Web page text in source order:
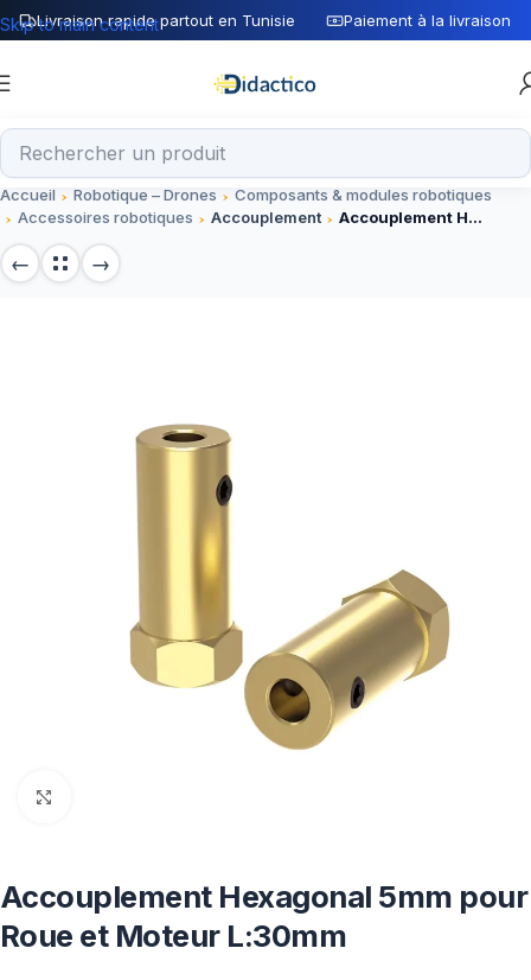
Livraison rapide partout en Tunisie Paiement à la livraison
Skip to main content
Accueil Robotique – Drones
Composants & modules robotiques
Accessoires robotiques
Accouplement Accouplement Hexagonal 5mm pour Roue et Moteur L:30mm
Accouplement Hexagonal 5mm pour
Roue et Moteur L:30mm